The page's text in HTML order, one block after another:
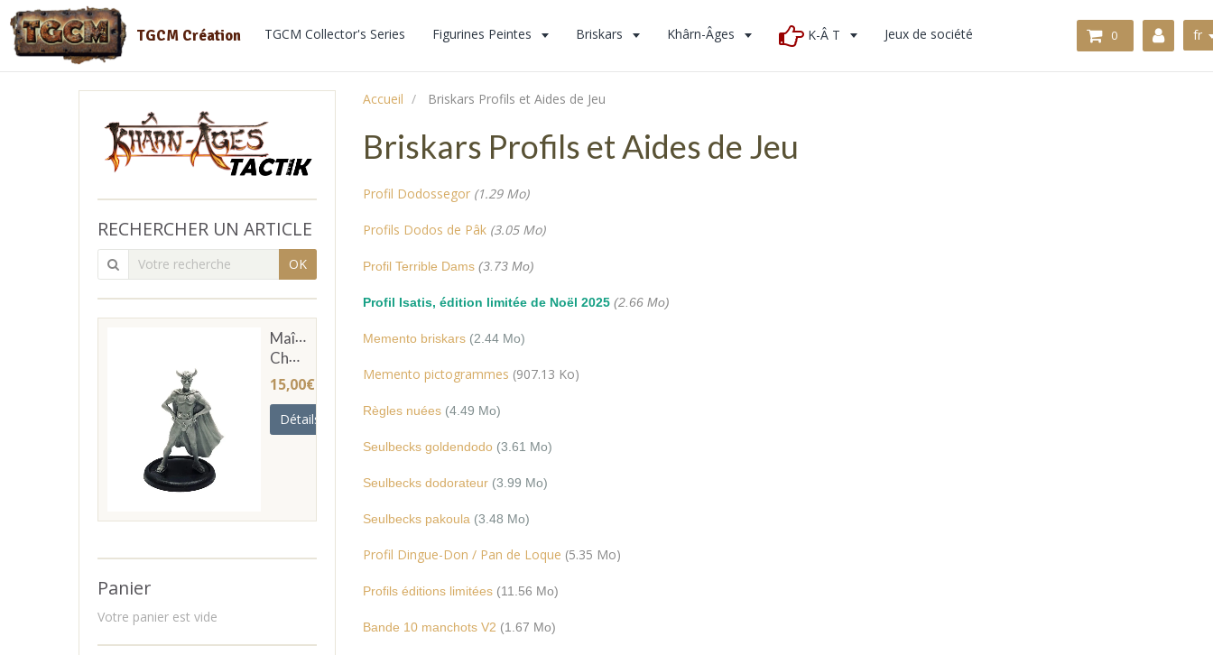
TGCM Création TGCM Collector's Series Figurines Peintes Briskars Khârn-Âges K-Â T Jeux de société 0 fr
Accueil Briskars Profils et Aides de Jeu
Briskars Profils et Aides de Jeu
Profil Dodossegor (1.29 Mo)
Profils Dodos de Pâk (3.05 Mo)
Profil Terrible Dams (3.73 Mo)
Profil Isatis, édition limitée de Noël 2025 (2.66 Mo)
Memento briskars (2.44 Mo)
Memento pictogrammes (907.13 Ko)
Règles nuées (4.49 Mo)
Seulbecks goldendodo (3.61 Mo)
Seulbecks dodorateur (3.99 Mo)
Seulbecks pakoula (3.48 Mo)
Profil Dingue-Don / Pan de Loque (5.35 Mo)
Profils éditions limitées (11.56 Mo)
Bande 10 manchots V2 (1.67 Mo)
RECHERCHER UN ARTICLE
OK
Maître
Chevachier
15,00€
Détails
Panier
Votre panier est vide